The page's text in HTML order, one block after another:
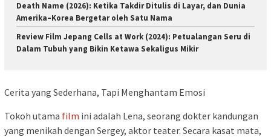
Death Name (2026): Ketika Takdir Ditulis di Layar, dan Dunia
Amerika–Korea Bergetar oleh Satu Nama
Review Film Jepang Cells at Work (2024): Petualangan Seru di
Dalam Tubuh yang Bikin Ketawa Sekaligus Mikir
Cerita yang Sederhana, Tapi Menghantam Emosi
Tokoh utama film ini adalah Lena, seorang dokter kandungan
yang menikah dengan Sergey, aktor teater. Secara kasat mata,